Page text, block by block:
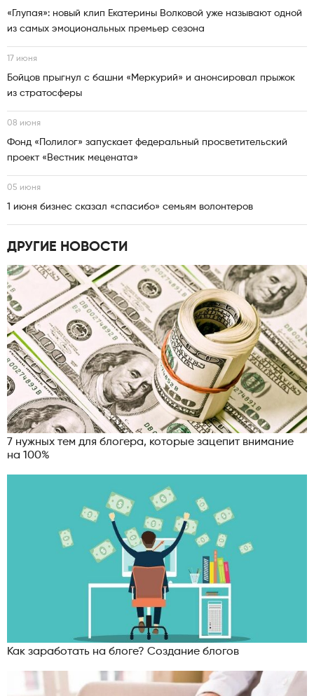
«Глупая»: новый клип Екатерины Волковой уже называют одной
из самых эмоциональных премьер сезона
17 июня
Бойцов прыгнул с башни «Меркурий» и анонсировал прыжок
из стратосферы
08 июня
Фонд «Полилог» запускает федеральный просветительский
проект «Вестник мецената»
05 июня
1 июня бизнес сказал «спасибо» семьям волонтеров
ДРУГИЕ НОВОСТИ
7 нужных тем для блогера, которые зацепит внимание
на 100%
Как заработать на блоге? Создание блогов